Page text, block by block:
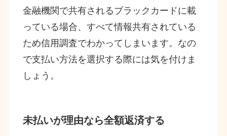
金融機関で共有されるブラックカードに載
っている場合、すべて情報共有されている
ため信用調査でわかってしまいます。なの
で支払い方法を選択する際には気を付けま
しょう。
未払いが理由なら全額返済する